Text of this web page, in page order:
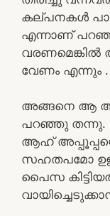
കല്പനകൾ
എന്നാണ്
വേണം എന്നും .
അങ്ങനെ ആ
പറഞ്ഞു തന്നു.
ആഹ്
സഹതപമോ
പൈസ